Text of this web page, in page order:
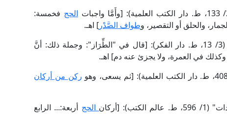
الحج فخمسة:
والحلق أو التقصير، وطواف الصَّدْر ] اهـ.
وقال العَلَّامة الحطاب المالكي في "مواهب الجليل" (3/ 13، ط. دار الفكر): [قال في "الطِّرَاز": وجملة ذلك: أنَّ
وكذلك في العمرة، ولا يجزئ عنه دم] اهـ.
ركن من أركان
[أركان
الحج أربعة:... الرابع